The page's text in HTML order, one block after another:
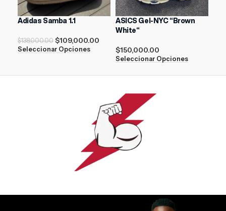
Adidas Samba 1.1
$138,000.00 $109,000.00
Seleccionar Opciones
ASICS Gel-NYC “Brown
White“
$150,000.00
Seleccionar Opciones